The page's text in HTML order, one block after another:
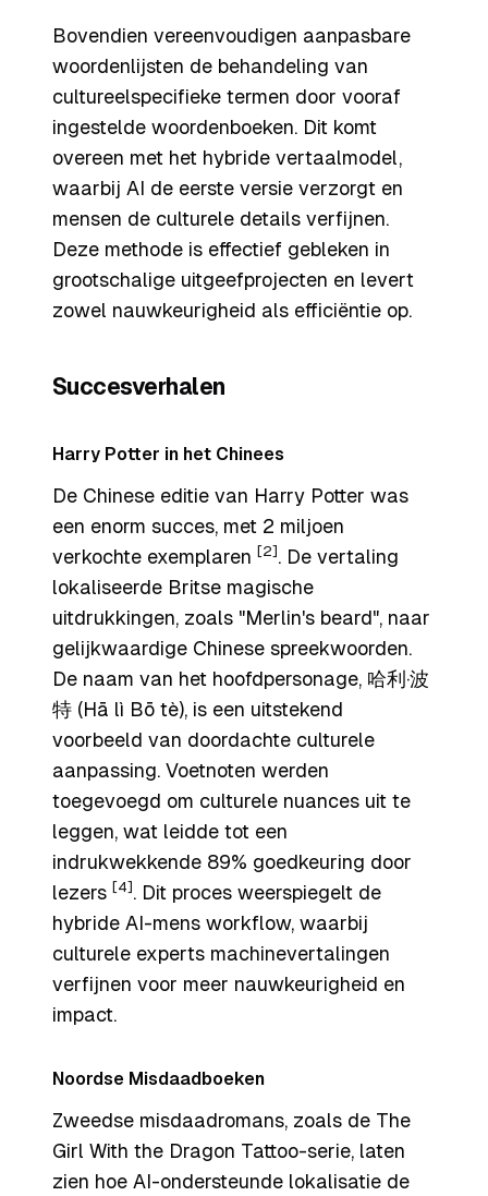
Bovendien vereenvoudigen aanpasbare
woordenlijsten de behandeling van
cultureelspecifieke termen door vooraf
ingestelde woordenboeken. Dit komt
overeen met het hybride vertaalmodel,
waarbij AI de eerste versie verzorgt en
mensen de culturele details verfijnen.
Deze methode is effectief gebleken in
grootschalige uitgeefprojecten en levert
zowel nauwkeurigheid als efficiëntie op.
Succesverhalen
Harry Potter in het Chinees
De Chinese editie van Harry Potter was
een enorm succes, met 2 miljoen
verkochte exemplaren [2] . De vertaling
lokaliseerde Britse magische
uitdrukkingen, zoals "Merlin's beard", naar
gelijkwaardige Chinese spreekwoorden.
De naam van het hoofdpersonage, 哈利·波
特 (Hā lì Bō tè), is een uitstekend
voorbeeld van doordachte culturele
aanpassing. Voetnoten werden
toegevoegd om culturele nuances uit te
leggen, wat leidde tot een
indrukwekkende 89% goedkeuring door
lezers [4] . Dit proces weerspiegelt de
hybride AI-mens workflow, waarbij
culturele experts machinevertalingen
verfijnen voor meer nauwkeurigheid en
impact.
Noordse Misdaadboeken
Zweedse misdaadromans, zoals de The
Girl With the Dragon Tattoo-serie, laten
zien hoe AI-ondersteunde lokalisatie de